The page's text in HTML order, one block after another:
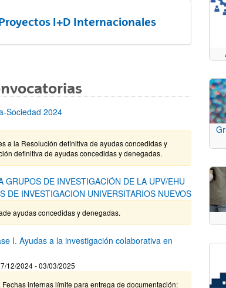
I+D Internacionales
Sociedad 2024
a la Resolución definitiva de ayudas concedidas y
definitiva de ayudas concedidas y denegadas.
GRUPOS DE INVESTIGACIÓN DE LA UPV/EHU
DE INVESTIGACION UNIVERSITARIOS NUEVOS
ayudas concedidas y denegadas.
I. Ayudas a la investigación colaborativa en
12/2024 - 03/03/2025
internas límite para entrega de documentación: